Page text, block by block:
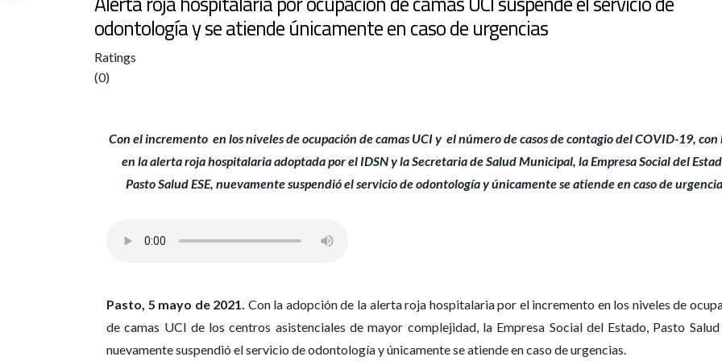
odontología y se atiende únicamente en caso de urgencias
Ratings
(0)
Con el incremento en los niveles de ocupación de camas UCI y el número de casos de contagio del COVID-19, con
en la alerta roja hospitalaria adoptada por el IDSN y la Secretaria de Salud Municipal, la Empresa Social del
Pasto Salud ESE, nuevamente suspendió el servicio de odontología y únicamente se atiende en caso de
Pasto, 5 mayo de 2021. Con la adopción de la alerta roja hospitalaria por el incremento en los niveles de
de camas UCI de los centros asistenciales de mayor complejidad, la Empresa Social del Estado, Pasto Salud
nuevamente suspendió el servicio de odontología y únicamente se atiende en caso de urgencias.